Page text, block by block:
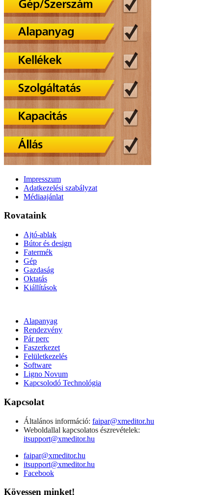
Impresszum
Adatkezelési szabályzat
Médiaajánlat
Rovataink
Ajtó-ablak
Bútor és design
Fatermék
Gép
Gazdaság
Oktatás
Kiállítások
Alapanyag
Rendezvény
Pár perc
Faszerkezet
Felületkezelés
Software
Ligno Novum
Kapcsolodó Technológia
Kapcsolat
Általános információ: faipar@xmeditor.hu
Weboldallal kapcsolatos észrevételek:
itsupport@xmeditor.hu
faipar@xmeditor.hu
itsupport@xmeditor.hu
Facebook
Kövessen minket!